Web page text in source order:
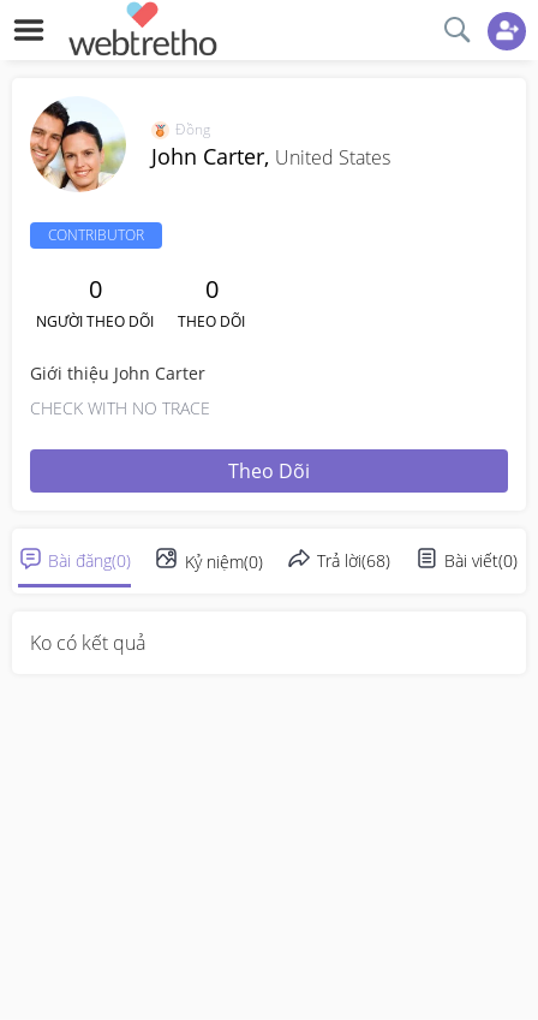
Đồng
John Carter, United States
CONTRIBUTOR
0
NGƯỜI THEO DÕI
0
THEO DÕI
Giới thiệu John Carter
CHECK WITH NO TRACE
Theo Dõi
Bài đăng(0) Kỷ niệm(0) Trả lời(68) Bài viết(0)
Ko có kết quả